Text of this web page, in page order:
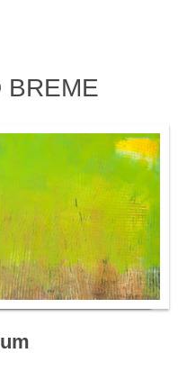
BREME